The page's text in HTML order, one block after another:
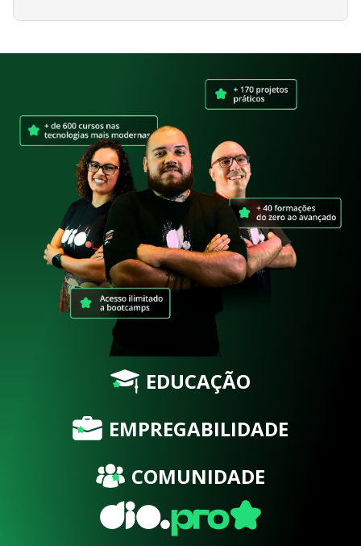
EDUCAÇÃO
EMPREGABILIDADE
COMUNIDADE